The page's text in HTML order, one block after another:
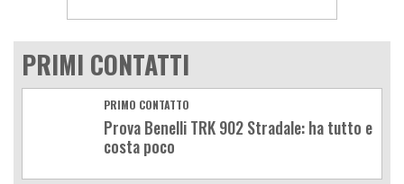
PRIMI CONTATTI
PRIMO CONTATTO
Prova Benelli TRK 902 Stradale: ha tutto e
costa poco